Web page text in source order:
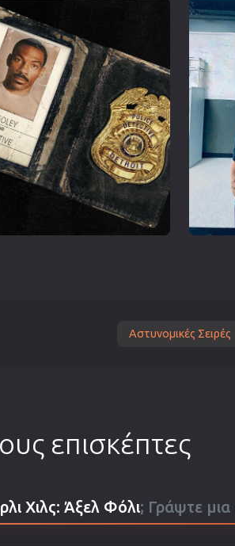
Αστυνομικές Σειρές
επισκέπτες
Χιλς: Άξελ Φόλι; Γράψτε μια